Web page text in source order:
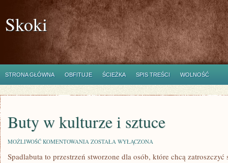
Skoki
STRONA GŁÓWNA OBFITUJE ŚCIEŻKA SPIS TREŚCI WOLNOŚĆ
Buty w kulturze i sztuce
MOŻLIWOŚĆ KOMENTOWANIA BUTY
KULTURZE
ZOSTAŁA WYŁĄCZONA
Spadlabuta to przestrzeń stworzone dla osób, które chcą